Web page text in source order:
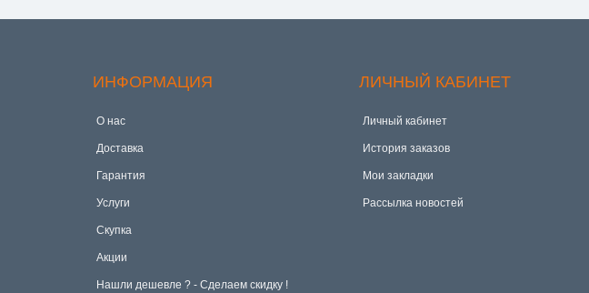
ИНФОРМАЦИЯ
О нас
Доставка
Гарантия
Услуги
Скупка
Акции
Hашли дешевле ? - Сделаем скидку !
ЛИЧНЫЙ КАБИНЕТ
Личный кабинет
История заказов
Мои закладки
Рассылка новостей